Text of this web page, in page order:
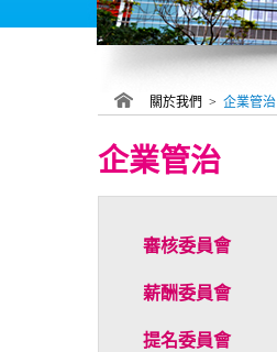
關於我們 > 企業管治
企業管治
審核委員會
薪酬委員會
提名委員會